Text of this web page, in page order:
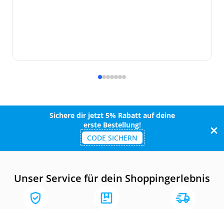
Sichere dir jetzt 5% Rabatt auf deine
erste Bestellung!
CODE SICHERN
Unser Service für dein Shoppingerlebnis